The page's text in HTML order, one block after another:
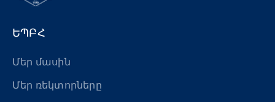
ԵՊԲՀ
Մեր մասին
Մեր ռեկտորները